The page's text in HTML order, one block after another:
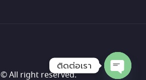
© All right reserved.
ติดต่อเรา